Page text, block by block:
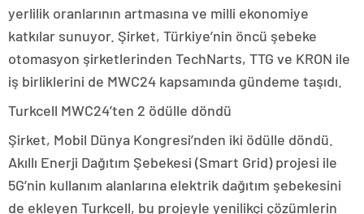
yerlilik oranlarının artmasına ve milli ekonomiye
katkılar sunuyor. Şirket, Türkiye’nin öncü şebeke
otomasyon şirketlerinden TechNarts, TTG ve KRON ile
iş birliklerini de MWC24 kapsamında gündeme taşıdı.
Turkcell MWC24’ten 2 ödülle döndü
Şirket, Mobil Dünya Kongresi’nden iki ödülle döndü.
Akıllı Enerji Dağıtım Şebekesi (Smart Grid) projesi ile
5G’nin kullanım alanlarına elektrik dağıtım şebekesini
de ekleyen Turkcell, bu projeyle yenilikçi çözümlerin